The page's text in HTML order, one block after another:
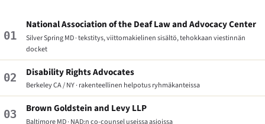
01
National Association of the Deaf Law and Advocacy Center
Silver Spring MD · tekstitys, viittomakielinen sisältö, tehokkaan viestinnän
docket
02 Disability Rights Advocates
Berkeley CA / NY · rakenteellinen helpotus ryhmäkanteissa
03 Brown Goldstein and Levy LLP
Baltimore MD · NAD:n co-counsel useissa asioissa